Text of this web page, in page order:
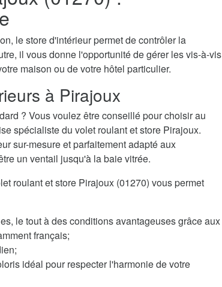
le store d'intérieur permet de contrôler la
il vous donne l'opportunité de gérer les vis-à-vis
maison ou de votre hôtel particulier.
à Pirajoux
? Vous voulez être conseillé pour choisir au
spécialiste du volet roulant et store Pirajoux.
sur-mesure et parfaitement adapté aux
un ventail jusqu'à la baie vitrée.
roulant et store Pirajoux (01270) vous permet
le tout à des conditions avantageuses grâce aux
français;
idéal pour respecter l'harmonie de votre